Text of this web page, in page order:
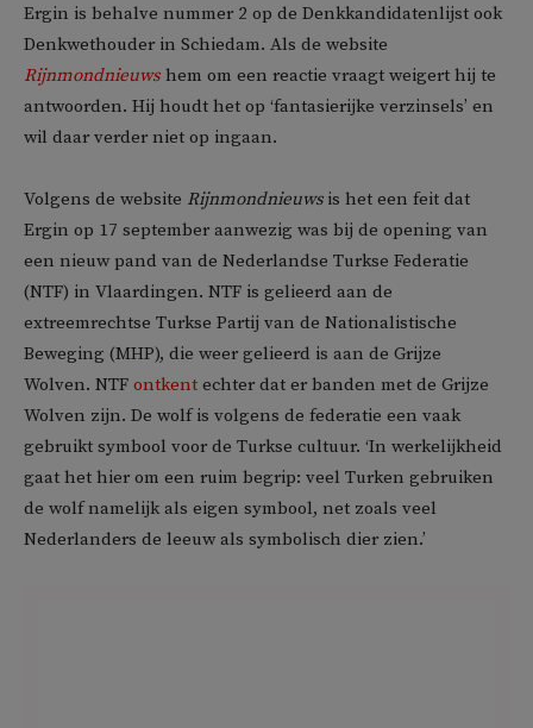
Ergin is behalve nummer 2 op de Denkkandidatenlijst ook
Denkwethouder in Schiedam. Als de website
Rijnmondnieuws hem om een reactie vraagt weigert hij te
antwoorden. Hij houdt het op ‘fantasierijke verzinsels’ en
wil daar verder niet op ingaan.
Volgens de website Rijnmondnieuws is het een feit dat
Ergin op 17 september aanwezig was bij de opening van
een nieuw pand van de Nederlandse Turkse Federatie
(NTF) in Vlaardingen. NTF is gelieerd aan de
extreemrechtse Turkse Partij van de Nationalistische
Beweging (MHP), die weer gelieerd is aan de Grijze
Wolven. NTF ontkent echter dat er banden met de Grijze
Wolven zijn. De wolf is volgens de federatie een vaak
gebruikt symbool voor de Turkse cultuur. ‘In werkelijkheid
gaat het hier om een ruim begrip: veel Turken gebruiken
de wolf namelijk als eigen symbool, net zoals veel
Nederlanders de leeuw als symbolisch dier zien.’